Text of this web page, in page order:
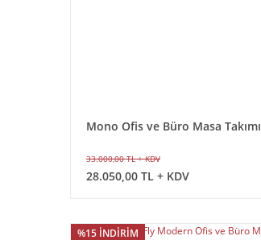
Mono Ofis ve Büro Masa Takımı
33.000,00 TL + KDV
28.050,00 TL + KDV
%15 İNDİRİM